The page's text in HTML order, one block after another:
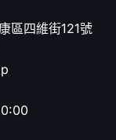
區四維街121號